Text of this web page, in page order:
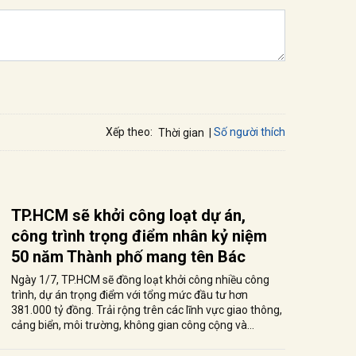
Xếp theo: Thời gian Số người thích
TP.HCM sẽ khởi công loạt dự án,
công trình trọng điểm nhân kỷ niệm
50 năm Thành phố mang tên Bác
Ngày 1/7, TP.HCM sẽ đồng loạt khởi công nhiều công
trình, dự án trọng điểm với tổng mức đầu tư hơn
381.000 tỷ đồng. Trải rộng trên các lĩnh vực giao thông,
cảng biển, môi trường, không gian công cộng và...